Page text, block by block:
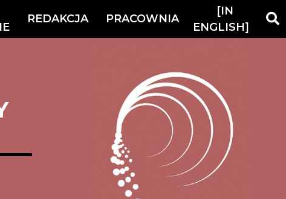
REDAKCJA PRACOWNIA
[IN
ENGLISH]